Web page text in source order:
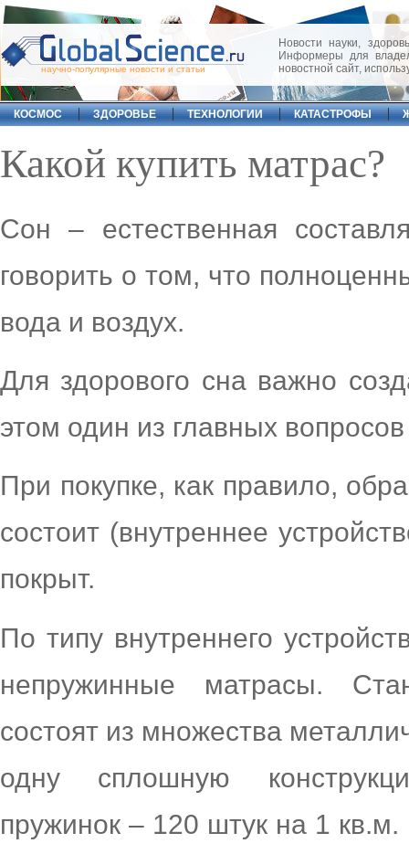
научно-популярные новости и статьи
Новости науки,
Информеры для
новостной сайт,
КОСМОС ЗДОРОВЬЕ ТЕХНОЛОГИИ КАТАСТРОФЫ
Какой купить матрас?
Сон – естественная
говорить о том, что
вода и воздух.
Для здорового сна важно
этом один из главных
При покупке, как правило,
состоит (внутреннее
покрыт.
По типу внутреннего
непружинные матрасы.
состоят из множества
одну сплошную
пружинок – 120 штук на 1